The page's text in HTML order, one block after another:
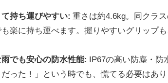
持ち運びやすい: 重さは約4.6kg。同クラ
楽に持ち運べます。握りやすいグリップ
でも安心の防水性能: IP67の高い防塵・防
だった！」という時でも、慌てる必要はあ